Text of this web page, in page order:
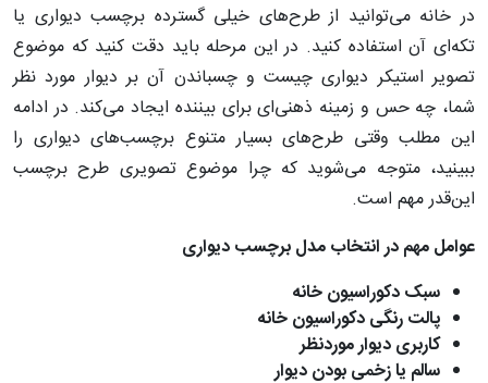
در خانه می‌توانید از طرح‌های خیلی گسترده برچسب دیواری یا
تکه‌ای آن استفاده کنید. در این مرحله باید دقت کنید که موضوع
تصویر استیکر دیواری چیست و چسباندن آن بر دیوار مورد نظر
شما، چه حس و زمینه ذهنی‌ای برای بیننده ایجاد می‌کند. در ادامه
این مطلب وقتی طرح‌های بسیار متنوع برچسب‌های دیواری را
ببینید، متوجه می‌شوید که چرا موضوع تصویری طرح برچسب
این‌قدر مهم است.
عوامل مهم در انتخاب مدل برچسب دیواری
سبک دکوراسیون خانه
پالت رنگی دکوراسیون خانه
کاربری دیوار موردنظر
سالم یا زخمی بودن دیوار